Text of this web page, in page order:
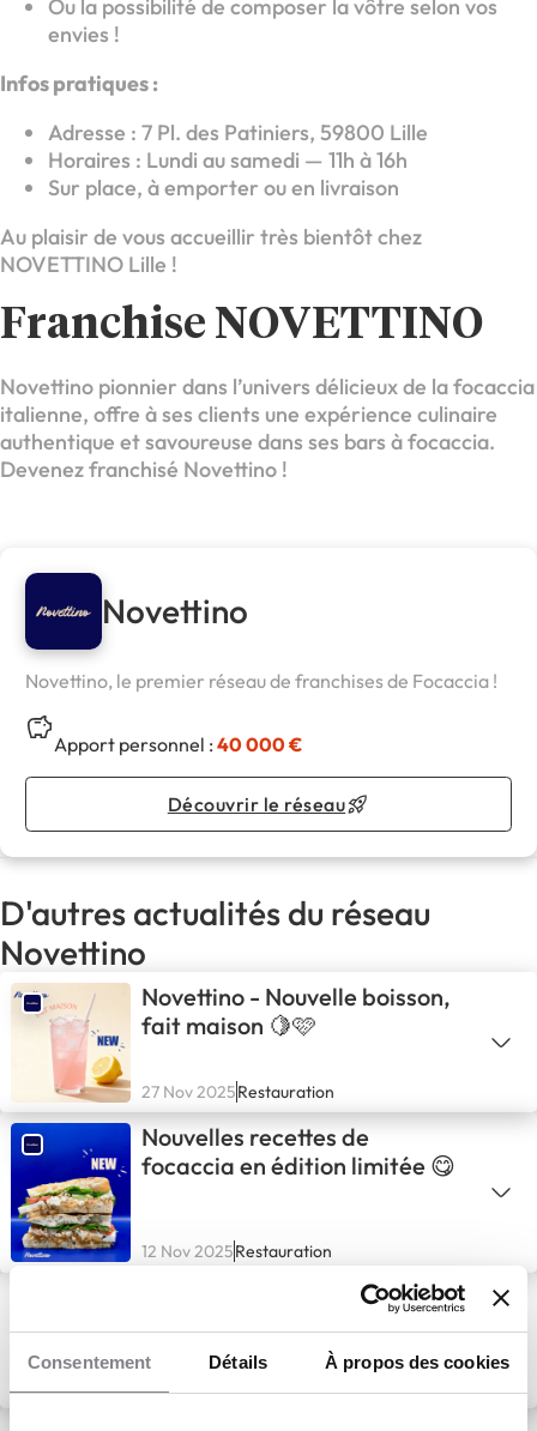
Consentement Détails À propos des cookies
Ou la possibilité de composer la vôtre selon vos
envies !
Infos pratiques :
Adresse : 7 Pl. des Patiniers, 59800 Lille
Horaires : Lundi au samedi — 11h à 16h
Sur place, à emporter ou en livraison
Au plaisir de vous accueillir très bientôt chez
NOVETTINO Lille !
Franchise NOVETTINO
Novettino pionnier dans l’univers délicieux de la focaccia
italienne, offre à ses clients une expérience culinaire
authentique et savoureuse dans ses bars à focaccia.
Devenez franchisé Novettino !
Novettino
Novettino, le premier réseau de franchises de Focaccia !
Apport personnel :40 000 €
Découvrir le réseau
D'autres actualités du réseau
Novettino
Novettino - Nouvelle boisson,
fait maison 🍋🩷
27 Nov 2025Restauration
Nouvelles recettes de
focaccia en édition limitée 😋
12 Nov 2025Restauration
Nouveautés gourmandes chez
NOVETTINO !
4 Nov 2025